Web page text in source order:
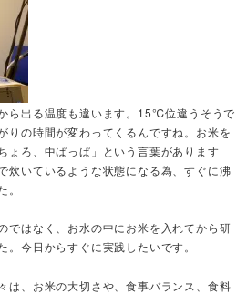
ら出る温度も違います。15℃位違うそうで
りの時間が変わってくるんですね。お米を
ょろ、中ぱっぱ」という言葉があります
炊いているような状態になる為、すぐに沸
ではなく、お水の中にお米を入れてから研
。今日からすぐに実践したいです。
は、お米の大切さや、食事バランス、食料